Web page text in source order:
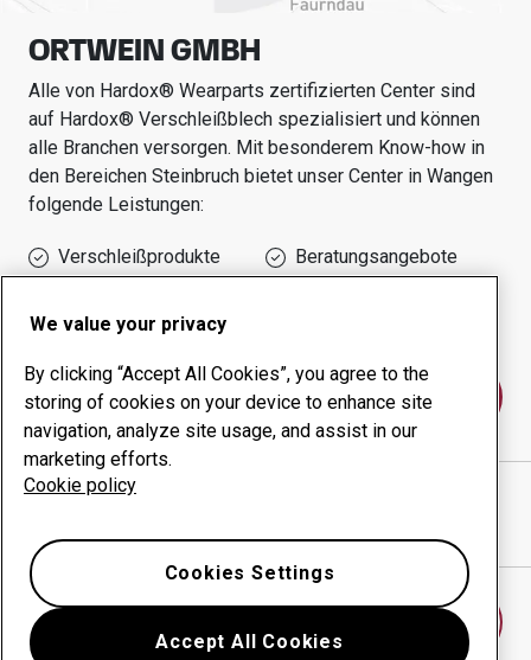
ORTWEIN GMBH
Alle von Hardox® Wearparts zertifizierten Center sind
auf Hardox® Verschleißblech spezialisiert und können
alle Branchen versorgen. Mit besonderem Know-how in
den Bereichen Steinbruch bietet unser Center in Wangen
folgende Leistungen:
Verschleißprodukte
Beratungsangebote
Betriebszeit
Kontakt
ORTWEIN GMBH
We value your privacy
By clicking “Accept All Cookies”, you agree to the
storing of cookies on your device to enhance site
navigation, analyze site usage, and assist in our
marketing efforts.
Cookie policy
Accept All Cookies
Cookies Settings